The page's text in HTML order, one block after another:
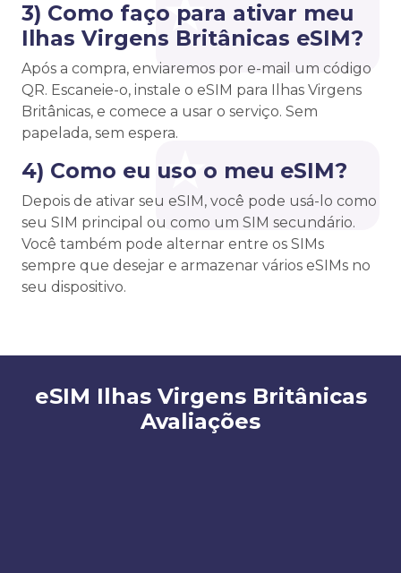
3) Como faço para ativar meu
Ilhas Virgens Britânicas eSIM?
Após a compra, enviaremos por e-mail um código
QR. Escaneie-o, instale o eSIM para Ilhas Virgens
Britânicas, e comece a usar o serviço. Sem
papelada, sem espera.
4) Como eu uso o meu eSIM?
Depois de ativar seu eSIM, você pode usá-lo como
seu SIM principal ou como um SIM secundário.
Você também pode alternar entre os SIMs
sempre que desejar e armazenar vários eSIMs no
seu dispositivo.
eSIM Ilhas Virgens Britânicas
Avaliações